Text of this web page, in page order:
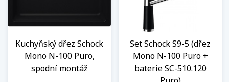
Kuchyňský dřez Schock
Mono N-100 Puro,
spodní montáž
Set Schock S9-5 (dřez
Mono N-100 Puro +
baterie SC-510.120